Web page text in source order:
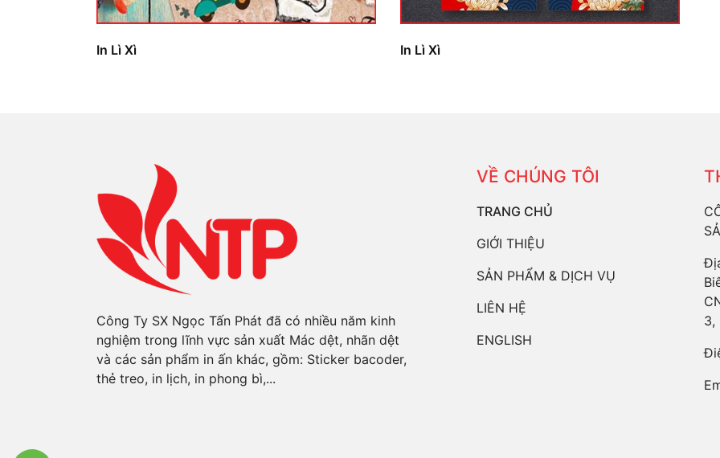
In Lì Xì In Lì Xì
Công Ty SX Ngọc Tấn Phát đã có nhiều năm kinh
nghiệm trong lĩnh vực sản xuất Mác dệt, nhãn dệt
và các sản phẩm in ấn khác, gồm: Sticker bacoder,
thẻ treo, in lịch, in phong bì,...
VỀ CHÚNG TÔI
TRANG CHỦ
GIỚI THIỆU
SẢN PHẨM & DỊCH VỤ
LIÊN HỆ
ENGLISH
3,